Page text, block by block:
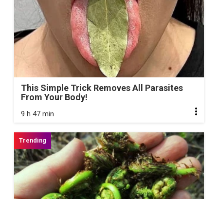
This Simple Trick Removes All Parasites
From Your Body!
9 h 47 min